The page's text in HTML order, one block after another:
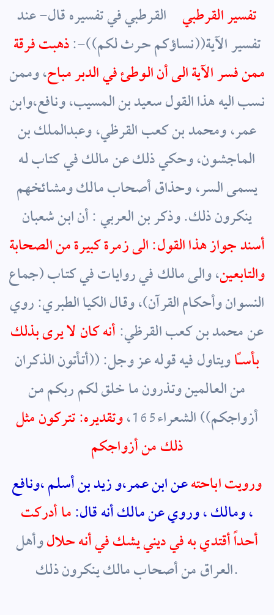
تفسير القرطبي القرطبي في تفسيره قال- عند
تفسير الآية((نساؤكم حرث لكم))-:ذهبت فرقة
ممن فسر الآية الى أن الوطئ في الدبر مباح، وممن
نسب اليه هذا القول سعيد بن المسيب، ونافع،وابن
عمر، ومحمد بن كعب القرظي، وعبدالملك بن
الماجشون، وحكي ذلك عن مالك في كتاب له
يسمى السر، وحذاق أصحاب مالك ومشائخهم
ينكرون ذلك. وذكر بن العربي : أن ابن شعبان
أسند جواز هذا القول: الى زمرة كبيرة من الصحابة
والتابعين، والى مالك في روايات في كتاب (جماع
النسوان وأحكام القرآن)، وقال الكيا الطبري: روي
عن محمد بن كعب القرظي:أنه كان لا يرى بذلك
بأساًويتاول فيه قوله عز وجل: ((أتأتون الذكران
من العالمين وتذرون ما خلق لكم ربكم من
أزواجكم)) الشعراء165،
وتقديره: تتركون مثل
ذلك من أزواجكم
ورويت اباحتهعن ابن عمر،و زيد بن أسلم ،ونافع
، ومالك ، وروي عن مالك أنه قال:ما أدركت
أحداً أقتدي به في ديني يشك في أنه حلالوأهل
العراق من أصحاب مالك ينكرون ذلك.